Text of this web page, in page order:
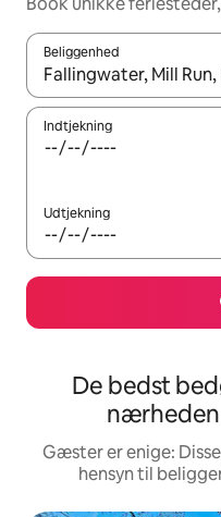
Beliggenhed
Når resultaterne er
Indtjekning
Udtjekning
De bedst
nærheden
Gæster er enige:
hensyn til